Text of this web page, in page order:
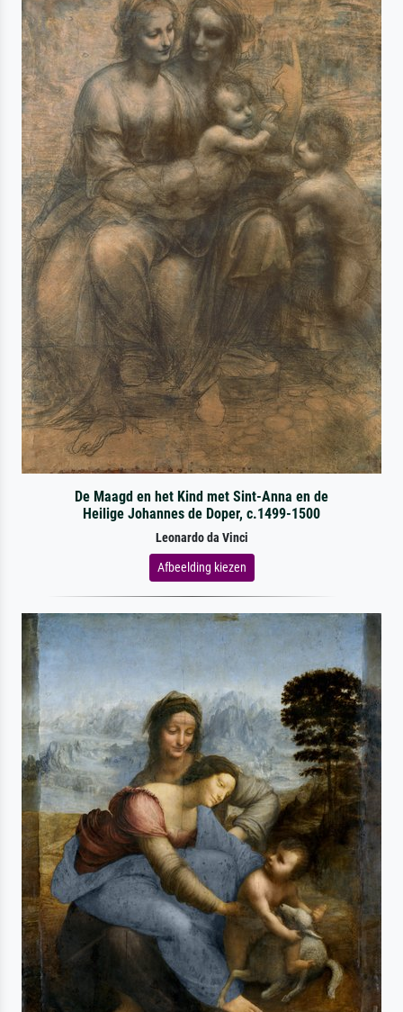
De Maagd en het Kind met Sint-Anna en de
Heilige Johannes de Doper, c.1499-1500
Leonardo da Vinci
Afbeelding kiezen